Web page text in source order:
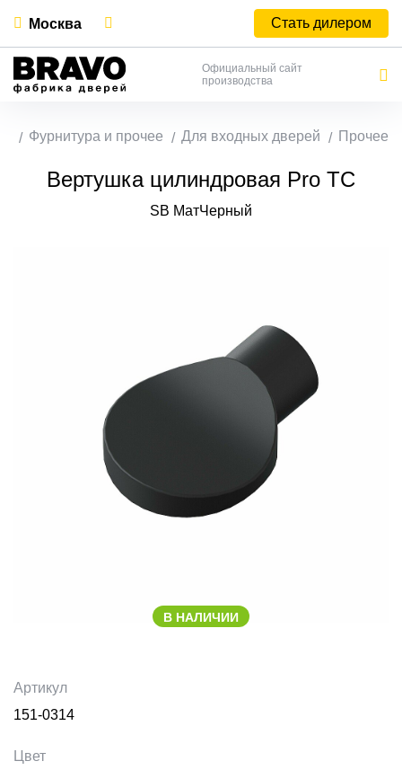
Москва Стать дилером
Официальный сайт
производства
Фурнитура и прочее Для входных дверей Прочее
Вертушка цилиндровая Pro TC
SB МатЧерный
В НАЛИЧИИ
Артикул
151-0314
Цвет